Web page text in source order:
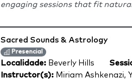
engaging sessions that fit
Sacred Sounds & Astrology
Presencial
Localidade: Beverly Hills
Instructor(s): Miriam Ashkenazi,